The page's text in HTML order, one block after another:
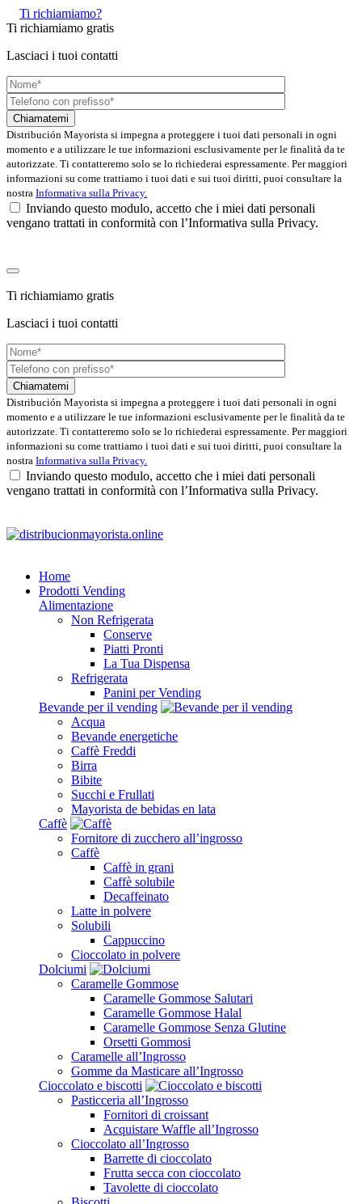
Ti richiamiamo?
Ti richiamiamo gratis
Lasciaci i tuoi contatti
Distribución Mayorista si impegna a proteggere i tuoi dati personali in ogni
momento e a utilizzare le tue informazioni esclusivamente per le finalità da te
autorizzate. Ti contatteremo solo se lo richiederai espressamente. Per maggiori
informazioni su come trattiamo i tuoi dati e sui tuoi diritti, puoi consultare la
nostra Informativa sulla Privacy.
Inviando questo modulo, accetto che i miei dati personali
vengano trattati in conformità con l’Informativa sulla Privacy.
Ti richiamiamo gratis
Lasciaci i tuoi contatti
Distribución Mayorista si impegna a proteggere i tuoi dati personali in ogni
momento e a utilizzare le tue informazioni esclusivamente per le finalità da te
autorizzate. Ti contatteremo solo se lo richiederai espressamente. Per maggiori
informazioni su come trattiamo i tuoi dati e sui tuoi diritti, puoi consultare la
nostra Informativa sulla Privacy.
Inviando questo modulo, accetto che i miei dati personali
vengano trattati in conformità con l’Informativa sulla Privacy.
Home
Prodotti Vending
Alimentazione
Non Refrigerata
Conserve
Piatti Pronti
La Tua Dispensa
Refrigerata
Panini per Vending
Bevande per il vending
Acqua
Bevande energetiche
Caffè Freddi
Birra
Bibite
Succhi e Frullati
Mayorista de bebidas en lata
Caffè
Fornitore di zucchero all’ingrosso
Caffè
Caffè in grani
Caffè solubile
Decaffeinato
Latte in polvere
Solubili
Cappuccino
Cioccolato in polvere
Dolciumi
Caramelle Gommose
Caramelle Gommose Salutari
Caramelle Gommose Halal
Caramelle Gommose Senza Glutine
Orsetti Gommosi
Caramelle all’Ingrosso
Gomme da Masticare all’Ingrosso
Cioccolato e biscotti
Pasticceria all’Ingrosso
Fornitori di croissant
Acquistare Waffle all’Ingrosso
Cioccolato all’Ingrosso
Barrette di cioccolato
Frutta secca con cioccolato
Tavolette di cioccolato